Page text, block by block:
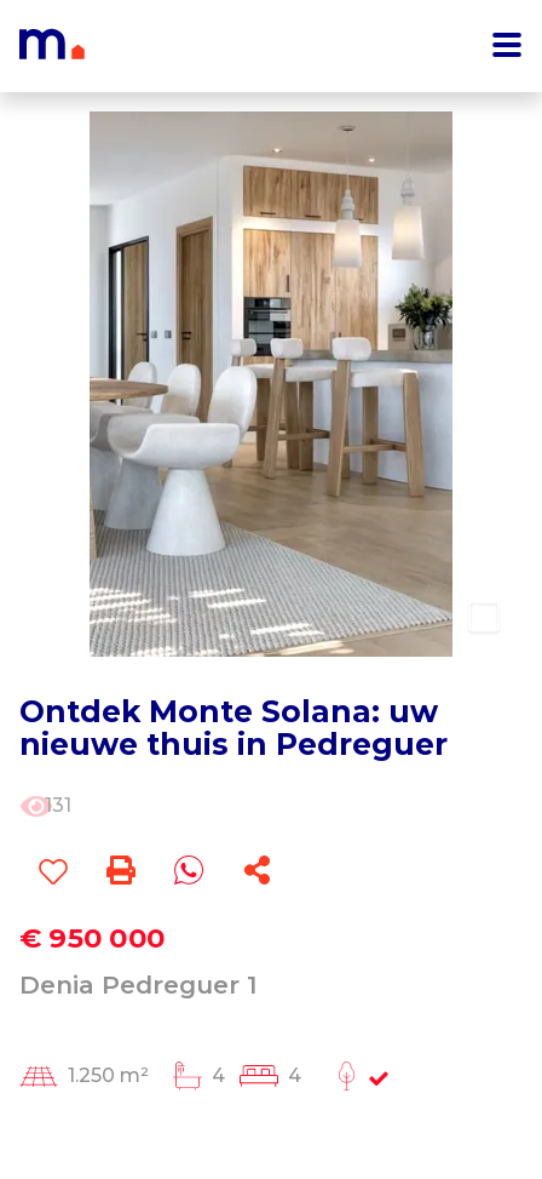
Ontdek Monte Solana: uw
nieuwe thuis in Pedreguer
131
€ 950 000
Denia Pedreguer 1
1.250 m² 4 4